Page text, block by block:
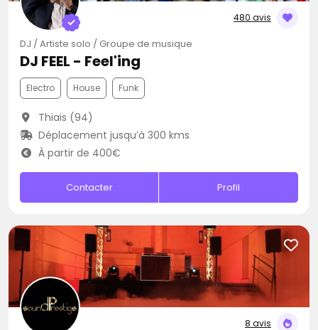
480 avis
DJ / Artiste solo / Groupe de musique
DJ FEEL - Feel'ing
Electro House Funk
Thiais (94)
Déplacement jusqu’à 300 kms
À partir de 400€
Contacter Profil
8 avis